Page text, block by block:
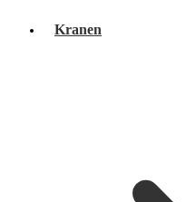
Kranen